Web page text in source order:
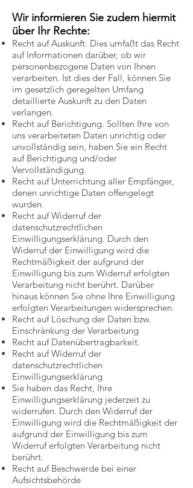
Wir informieren Sie zudem hiermit
über Ihr Rechte:
Recht auf Auskunft. Dies umfaßt das Recht
auf Informationen darüber, ob wir
personenbezogene Daten von Ihnen
verarbeiten. Ist dies der Fall, können Sie
im gesetzlich geregelten Umfang
detaillierte Auskunft zu den Daten
verlangen.
Recht auf Berichtigung. Sollten Ihre von
uns verarbeiteten Daten unrichtig oder
unvollständig sein, haben Sie ein Recht
auf Berichtigung und/oder
Vervollständigung.
Recht auf Unterrichtung aller Empfänger,
denen unrichtige Daten offengelegt
wurden.
Recht auf Widerruf der
datenschutzrechtlichen
Einwilligungserklärung. Durch den
Widerruf der Einwilligung wird die
Rechtmäßigkeit der aufgrund der
Einwilligung bis zum Widerruf erfolgten
Verarbeitung nicht berührt. Darüber
hinaus können Sie ohne Ihre Einwilligung
erfolgten Verarbeitungen widersprechen.
Recht auf Löschung der Daten bzw.
Einschränkung der Verarbeitung
Recht auf Datenübertragbarkeit.
Recht auf Widerruf der
datenschutzrechtlichen
Einwilligungserklärung
Sie haben das Recht, Ihre
Einwilligungserklärung jederzeit zu
widerrufen. Durch den Widerruf der
Einwilligung wird die Rechtmäßigkeit der
aufgrund der Einwilligung bis zum
Widerruf erfolgten Verarbeitung nicht
berührt.
Recht auf Beschwerde bei einer
Aufsichtsbehörde